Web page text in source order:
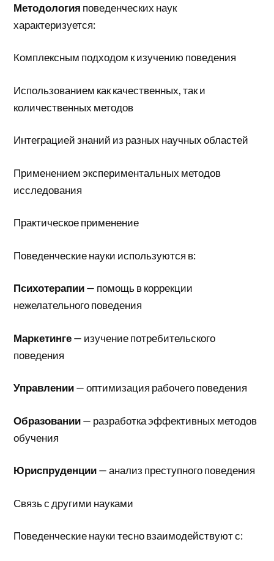
Методология поведенческих наук
характеризуется:
Комплексным подходом к изучению поведения
Использованием как качественных, так и
количественных методов
Интеграцией знаний из разных научных областей
Применением экспериментальных методов
исследования
Практическое применение
Поведенческие науки используются в:
Психотерапии— помощь в коррекции
нежелательного поведения
Маркетинге— изучение потребительского
поведения
Управлении— оптимизация рабочего поведения
Образовании— разработка эффективных методов
обучения
Юриспруденции— анализ преступного поведения
Связь с другими науками
Поведенческие науки тесно взаимодействуют с: